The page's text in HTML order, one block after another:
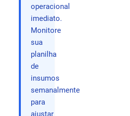
operacional
imediato.
Monitore
sua
planilha
de
insumos
semanalmente
para
ajustar